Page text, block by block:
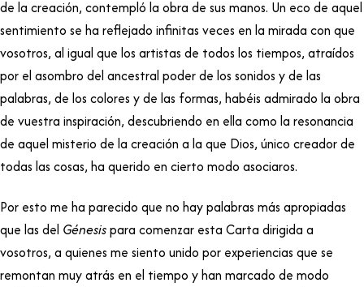
de la creación, contempló la obra de sus manos. Un eco de aquel
sentimiento se ha reflejado infinitas veces en la mirada con que
vosotros, al igual que los artistas de todos los tiempos, atraídos
por el asombro del ancestral poder de los sonidos y de las
palabras, de los colores y de las formas, habéis admirado la obra
de vuestra inspiración, descubriendo en ella como la resonancia
de aquel misterio de la creación a la que Dios, único creador de
todas las cosas, ha querido en cierto modo asociaros.
Por esto me ha parecido que no hay palabras más apropiadas
que las del Génesispara comenzar esta Carta dirigida a
vosotros, a quienes me siento unido por experiencias que se
remontan muy atrás en el tiempo y han marcado de modo